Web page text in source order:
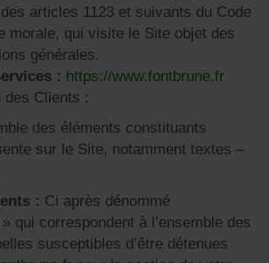
articles 1123 et suivants du Code
morale, qui visite le Site objet des
générales.
: https://www.fontbrune.fr
des Clients :
des éléments constituants
sur le Site, notamment textes –
: Ci après dénommé
qui correspondent à l’ensemble des
susceptibles d’être détenues